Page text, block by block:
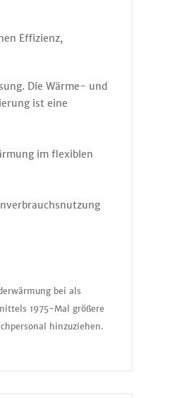
Effizienz,
Die Wärme- und
ist eine
im flexiblen
bei als
1975-Mal größere
hinzuziehen.